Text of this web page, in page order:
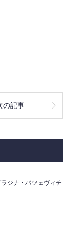
の記事
ジナ・バツェヴィチ